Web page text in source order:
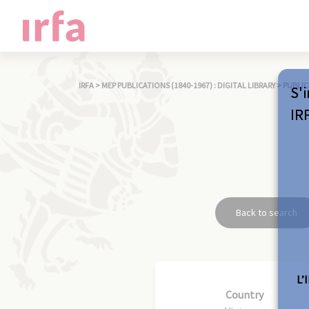
IRFA > MEP PUBLICATIONS (1840-1967) : DIGITAL LIBRARY >
Back to search
Country